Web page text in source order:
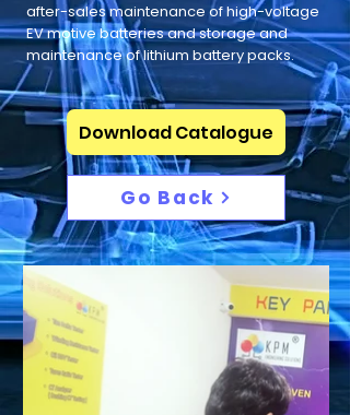
after-sales maintenance of high-voltage
EV motive batteries and storage and
maintenance of lithium battery packs.
Download Catalogue
Go Back